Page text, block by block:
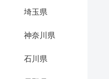
埼玉県
神奈川県
石川県